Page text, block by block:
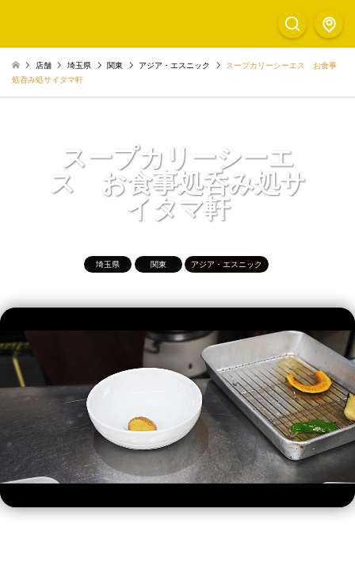
店舗 埼玉県 関東 アジア・エスニック
スープカリーシーエス お食事
処呑み処サイタマ軒
スープカリーシーエ
ス お食事処呑み処サ
イタマ軒
埼玉県 関東 アジア・エスニック